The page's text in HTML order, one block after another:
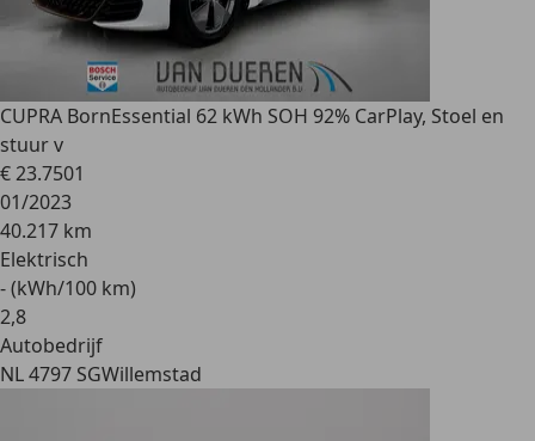
CUPRA BornEssential 62 kWh SOH 92% CarPlay, Stoel en
stuur v
€ 23.7501
01/2023
40.217 km
Elektrisch
- (kWh/100 km)
2,8
Autobedrijf
NL 4797 SGWillemstad